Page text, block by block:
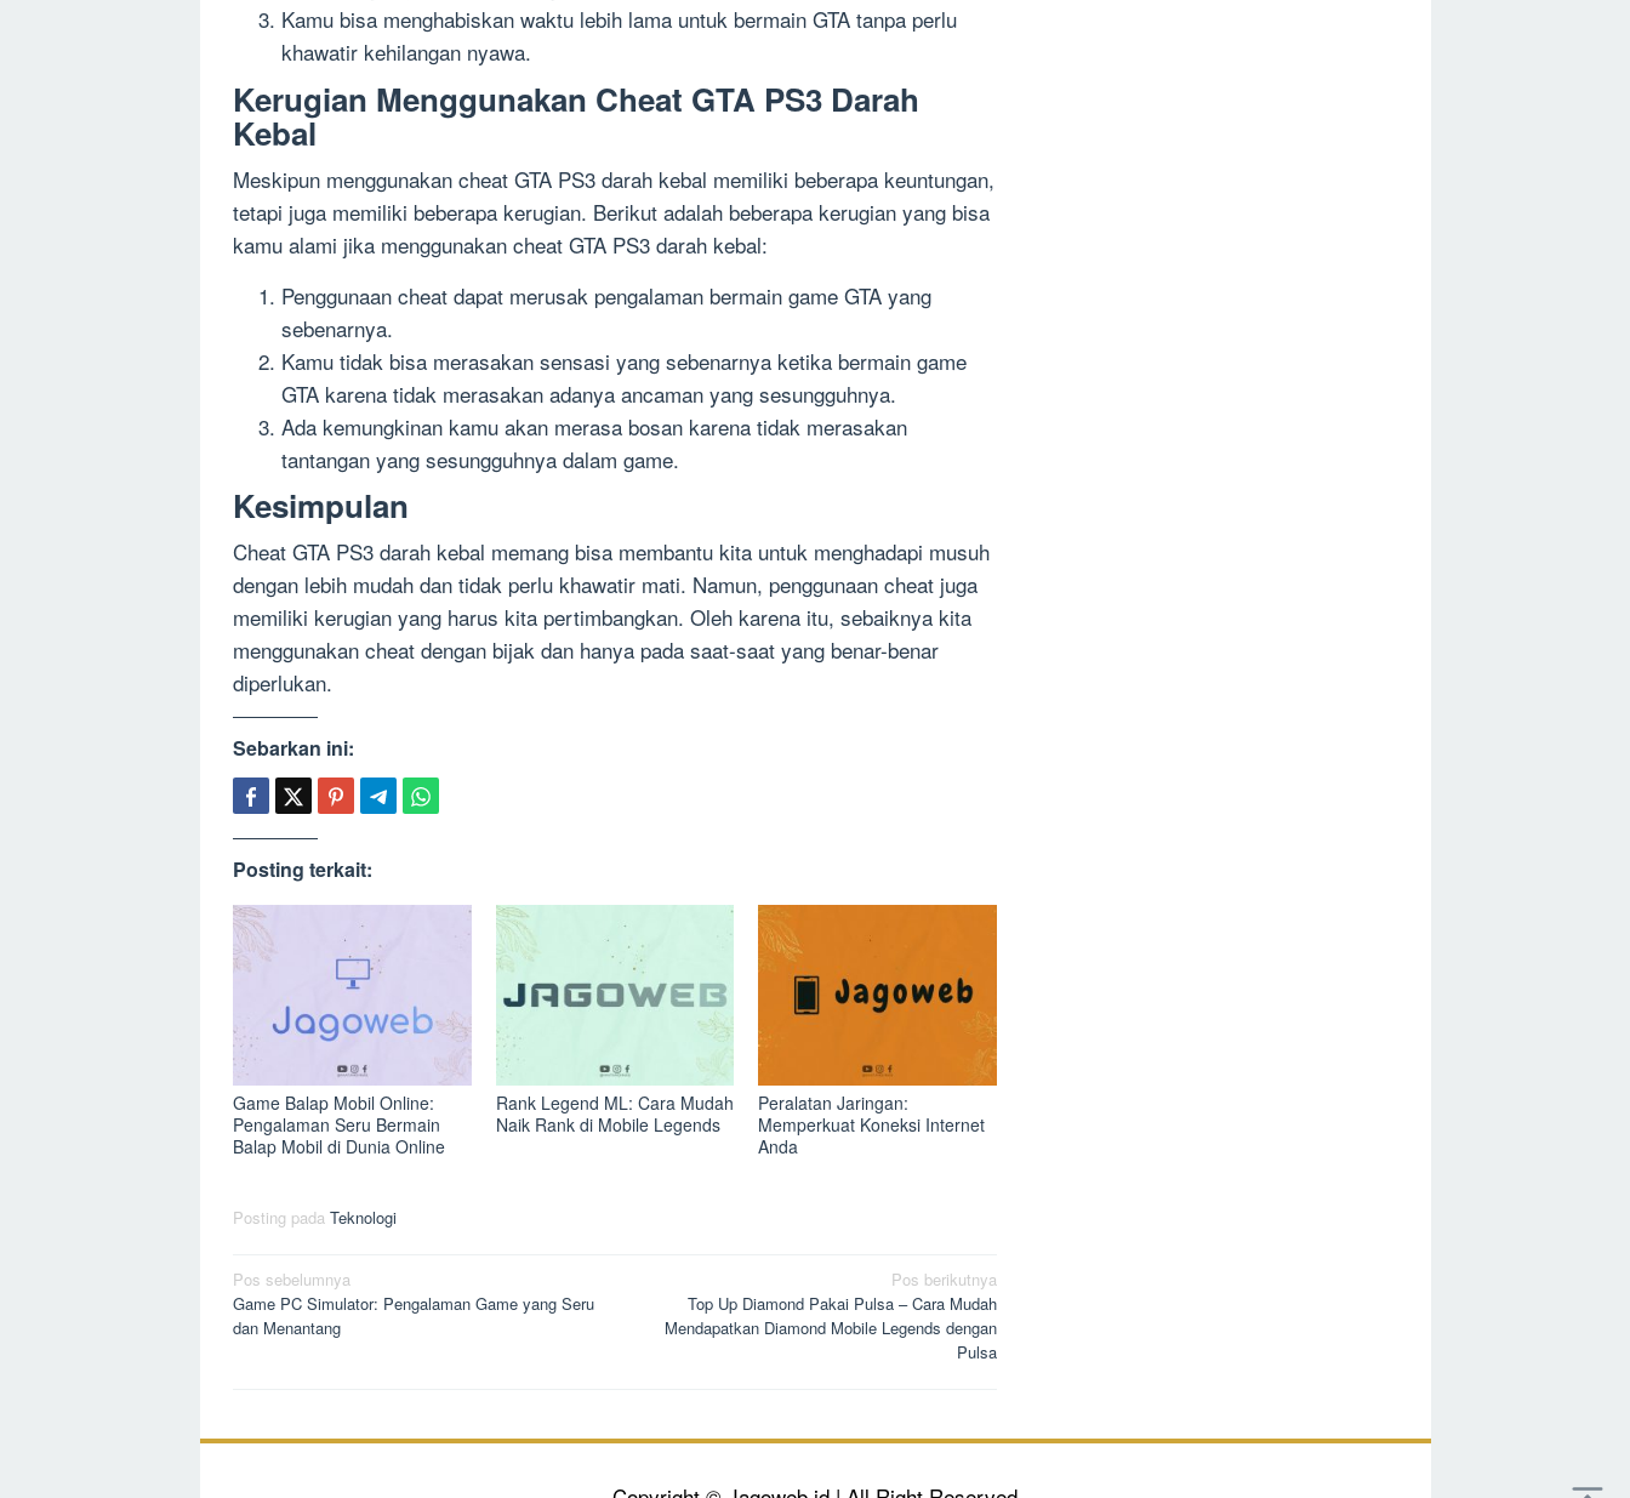
Kamu bisa menghabiskan waktu lebih lama untuk bermain GTA tanpa perlu
khawatir kehilangan nyawa.
Kerugian Menggunakan Cheat GTA PS3 Darah
Kebal
Meskipun menggunakan cheat GTA PS3 darah kebal memiliki beberapa keuntungan,
tetapi juga memiliki beberapa kerugian. Berikut adalah beberapa kerugian yang bisa
kamu alami jika menggunakan cheat GTA PS3 darah kebal:
Penggunaan cheat dapat merusak pengalaman bermain game GTA yang
sebenarnya.
Kamu tidak bisa merasakan sensasi yang sebenarnya ketika bermain game
GTA karena tidak merasakan adanya ancaman yang sesungguhnya.
Ada kemungkinan kamu akan merasa bosan karena tidak merasakan
tantangan yang sesungguhnya dalam game.
Kesimpulan
Cheat GTA PS3 darah kebal memang bisa membantu kita untuk menghadapi musuh
dengan lebih mudah dan tidak perlu khawatir mati. Namun, penggunaan cheat juga
memiliki kerugian yang harus kita pertimbangkan. Oleh karena itu, sebaiknya kita
menggunakan cheat dengan bijak dan hanya pada saat-saat yang benar-benar
diperlukan.
Sebarkan ini:
Posting terkait:
Game Balap Mobil Online:
Pengalaman Seru Bermain
Balap Mobil di Dunia Online
Rank Legend ML: Cara Mudah
Naik Rank di Mobile Legends
Peralatan Jaringan:
Memperkuat Koneksi Internet
Anda
Posting pada Teknologi
Navigasi
pos
Pos sebelumnya
Game PC Simulator: Pengalaman Game yang Seru
dan Menantang
Pos berikutnya
Top Up Diamond Pakai Pulsa – Cara Mudah
Mendapatkan Diamond Mobile Legends dengan
Pulsa